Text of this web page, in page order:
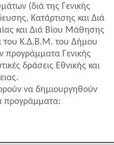
(διά της Γενικής
Κατάρτισης και Διά
και Διά Βίου Μάθησης
του Κ.Δ.Β.Μ. του Δήμου
προγράμματα Γενικής
δράσεις Εθνικής και
να δημιουργηθούν
προγράμματα: